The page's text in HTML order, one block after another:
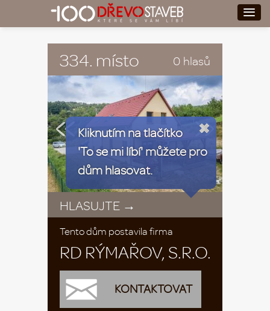
334. místo 0 hlasů
Kliknutím na tlačítko
'To se mi líbí' můžete pro
dům hlasovat.
»
«
HLASUJTE →
Tento dům postavila firma
RD RÝMAŘOV, S.R.O.
KONTAKTOVAT